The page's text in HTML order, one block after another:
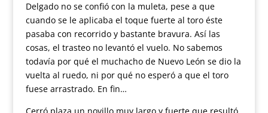
Delgado no se confió con la muleta, pese a que
cuando se le aplicaba el toque fuerte al toro éste
pasaba con recorrido y bastante bravura. Así las
cosas, el trasteo no levantó el vuelo. No sabemos
todavía por qué el muchacho de Nuevo León se dio la
vuelta al ruedo, ni por qué no esperó a que el toro
fuese arrastrado. En fin…